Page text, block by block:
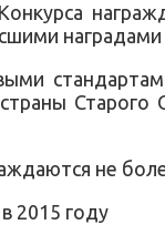
наградами
не
2015 году